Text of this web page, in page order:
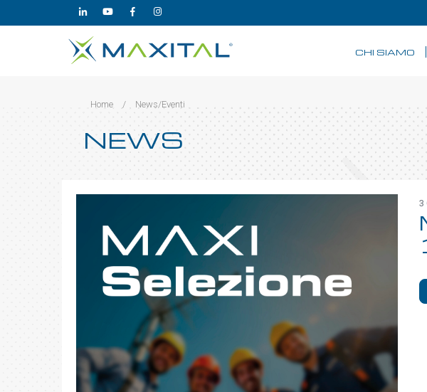
CHI SIAMO
Home / News/Eventi
NEWS
3